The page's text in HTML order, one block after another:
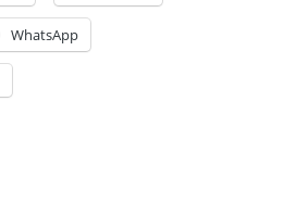
WhatsApp